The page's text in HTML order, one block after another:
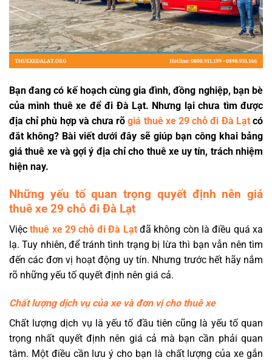
Bạn đang có kế hoạch cùng gia đình, đồng nghiệp, bạn bè
của mình thuê xe để đi Đà Lạt. Nhưng lại chưa tìm được
địa chỉ phù hợp và chưa rõgiá thuê xe 29 chỗ đi Đà Lạtcó
đắt không? Bài viết dưới đây sẽ giúp bạn công khai bảng
giá thuê xe và gợi ý địa chỉ cho thuê xe uy tín, trách nhiệm
hiện nay.
Những yếu tố quan trọng quyết định nên giá
thuê xe 29 chỗ đi Đà Lạt
Việcthuê xe 29 chỗ đi Đà Lạtđã không còn là điều quá xa
lạ. Tuy nhiên, để tránh tình trạng bị lừa thì bạn vẫn nên tìm
đến các đơn vị hoạt động uy tín. Nhưng trước hết hãy nắm
rõ những yếu tố quyết định nên giá cả.
Chất lượng dịch vụ của xe và đơn vị cho thuê xe
Chất lượng dịch vụ là yếu tố đầu tiên cũng là yếu tố quan
trọng nhất quyết định nên giá cả mà bạn cần phải quan
tâm. Một điều cần lưu ý cho bạn là chất lượng của xe gắn